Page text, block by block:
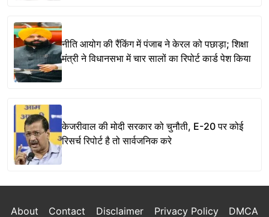
नीति आयोग की रैंकिंग में पंजाब ने केरल को पछाड़ा; शिक्षा
मंत्री ने विधानसभा में चार सालों का रिपोर्ट कार्ड पेश किया
केजरीवाल की मोदी सरकार को चुनौती, E-20 पर कोई
रिसर्च रिपोर्ट है तो सार्वजनिक करे
About Contact Disclaimer Privacy Policy DMCA